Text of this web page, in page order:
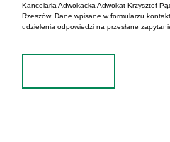
Kancelaria Adwokacka Adwokat Krzysztof
Rzeszów. Dane wpisane w formularzu
udzielenia odpowiedzi na przesłane